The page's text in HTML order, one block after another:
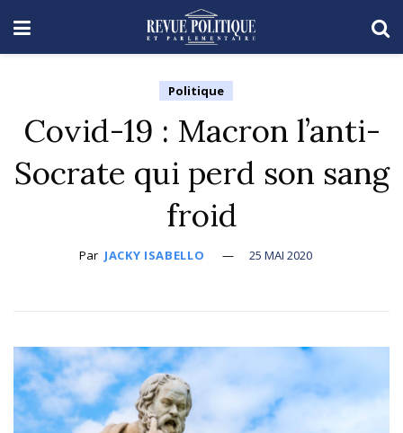
Politique
Covid-19 : Macron l’anti-
Socrate qui perd son sang
froid
Par JACKY ISABELLO 25 MAI 2020